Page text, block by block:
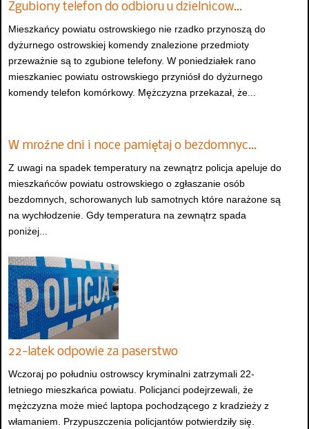
Zgubiony telefon do odbioru u dzielnicow…
Mieszkańcy powiatu ostrowskiego nie rzadko przynoszą do
dyżurnego ostrowskiej komendy znalezione przedmioty
przeważnie są to zgubione telefony. W poniedziałek rano
mieszkaniec powiatu ostrowskiego przyniósł do dyżurnego
komendy telefon komórkowy. Mężczyzna przekazał, że...
W mroźne dni i noce pamiętaj o bezdomnyc…
Z uwagi na spadek temperatury na zewnątrz policja apeluje do
mieszkańców powiatu ostrowskiego o zgłaszanie osób
bezdomnych, schorowanych lub samotnych które narażone są
na wychłodzenie. Gdy temperatura na zewnątrz spada
poniżej...
22-latek odpowie za paserstwo
Wczoraj po południu ostrowscy kryminalni zatrzymali 22-
letniego mieszkańca powiatu. Policjanci podejrzewali, że
mężczyzna może mieć laptopa pochodzącego z kradzieży z
włamaniem. Przypuszczenia policjantów potwierdziły się.